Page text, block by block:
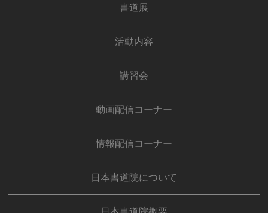
法令及びその他の規範について
当社は、個人情報の保護に関係する日本の法令及びその他の
規範を遵守し、本方針の継続的改善に努めます。
このページの内容に関するご質問及びお客様がご自身の個人
情報についてご確認されたい場合には、【メール】 もしくは
【TEL：03-3821-1246】までお問い合わせください。
書道展
活動内容
講習会
動画配信コーナー
情報配信コーナー
日本書道院について